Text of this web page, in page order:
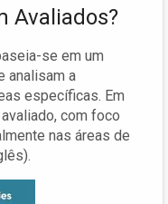
Avaliados?
se em um
analisam a
específicas. Em
com foco
nas áreas de